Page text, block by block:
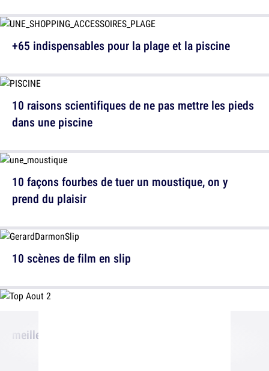
+65 indispensables pour la plage et la piscine
10 façons fourbes de tuer un moustique, on y
prend du plaisir
meilleurs
10 raisons scientifiques de ne pas mettre les pieds
dans une piscine
10 scènes de film en slip